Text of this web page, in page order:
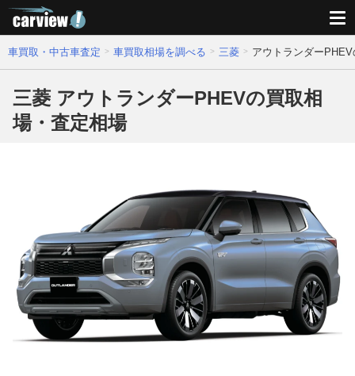
車買取・中古車査定 車買取相場を調べる 三菱 アウトランダー
三菱 アウトランダーPHEVの買取相
場・査定相場